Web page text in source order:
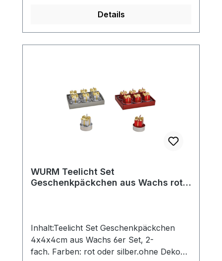
Details
WURM Teelicht Set
Geschenkpäckchen aus Wachs rot,
Inhalt:Teelicht Set Geschenkpäckchen
4x4x4cm aus Wachs 6er Set, 2-
fach. Farben: rot oder silber.ohne Deko